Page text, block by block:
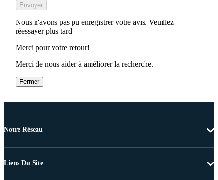
Envoyer
Nous n'avons pas pu enregistrer votre avis. Veuillez
réessayer plus tard.
Merci pour votre retour!
Merci de nous aider à améliorer la recherche.
Fermer
Notre Réseau
Liens Du Site